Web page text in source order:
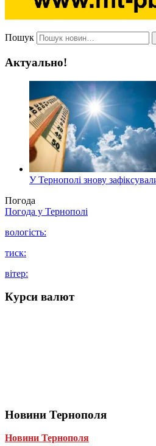
Пошук
Актуально!
У Тернополі знову
Погода
Погода у Тернополі
вологість:
тиск:
вітер:
Курси валют
Новини Тернополя
Новини Тернополя